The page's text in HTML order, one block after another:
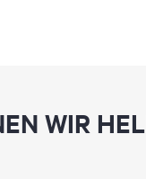
WIR